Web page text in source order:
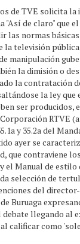
de TVE solicita la
"Así de claro" que
las normas
la televisión
manipulación
la dimisión o
la contratación
la ley que
ser producidos,
RTVE
y 35.2a del
ayer se
que contraviene
Manual de estilo
selección de
del
Buruaga
llegando al
calificar como